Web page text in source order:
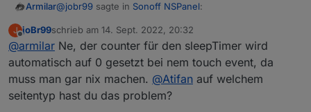
Armilar@jobr99 sagte in Sonoff NSPanel:
@ armilarDer timeout bzw. das Event davon
kommt ja von der Firmware, da kannst du im
Backend nicht viel dran machen, allerdings sollte
der counter für den timeout bei einem touch
event wieder von vorn beginnen.
Ja eben, was ist das für eine Message --> "wake"?
Sollte die das hinbekommen?
J
Offline
joBr99schrieb am 14. Sept. 2022, 20:32
zuletzt editiert von
@armilar Ne, der counter für den sleepTimer wird
automatisch auf 0 gesetzt bei nem touch event, da
muss man gar nix machen. @Atifan auf welchem
seitentyp hast du das problem?